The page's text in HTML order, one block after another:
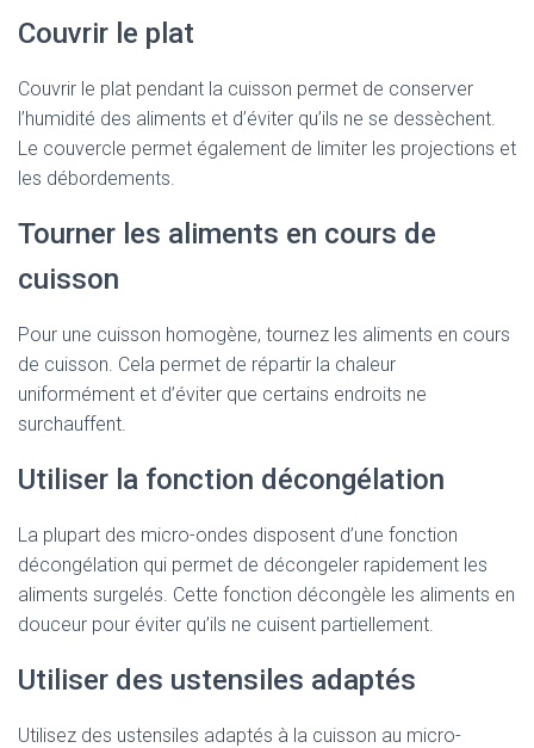
Couvrir le plat
Couvrir le plat pendant la cuisson permet de conserver
l’humidité des aliments et d’éviter qu’ils ne se dessèchent.
Le couvercle permet également de limiter les projections et
les débordements.
Tourner les aliments en cours de
cuisson
Pour une cuisson homogène, tournez les aliments en cours
de cuisson. Cela permet de répartir la chaleur
uniformément et d’éviter que certains endroits ne
surchauffent.
Utiliser la fonction décongélation
La plupart des micro-ondes disposent d’une fonction
décongélation qui permet de décongeler rapidement les
aliments surgelés. Cette fonction décongèle les aliments en
douceur pour éviter qu’ils ne cuisent partiellement.
Utiliser des ustensiles adaptés
Utilisez des ustensiles adaptés à la cuisson au micro-